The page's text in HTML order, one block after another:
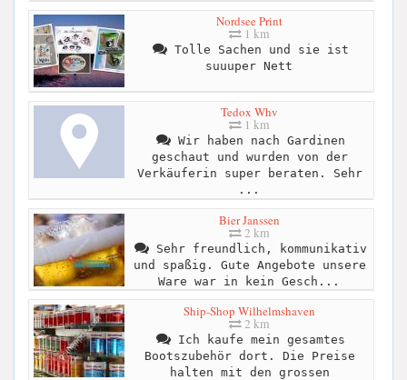
Nordsee Print
1 km
Tolle Sachen und sie ist
suuuper Nett
Tedox Whv
1 km
Wir haben nach Gardinen
geschaut und wurden von der
Verkäuferin super beraten. Sehr
...
Bier Janssen
2 km
Sehr freundlich, kommunikativ
und spaßig. Gute Angebote unsere
Ware war in kein Gesch...
Ship-Shop Wilhelmshaven
2 km
Ich kaufe mein gesamtes
Bootszubehör dort. Die Preise
halten mit den grossen